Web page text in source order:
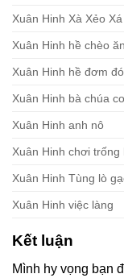
Xuân Hinh Xà Xẻo Xá
Xuân Hinh hề chèo
Xuân Hinh hề đơm đó
Xuân Hinh bà chúa
Xuân Hinh anh nô
Xuân Hinh chơi trống
Xuân Hinh Tùng lò
Xuân Hinh việc làng
Kết luận
Mình hy vọng bạn